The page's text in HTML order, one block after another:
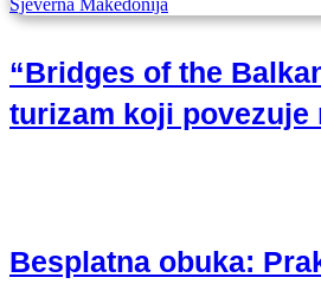
“Bridges of the
turizam koji povezuje
Besplatna obuka: